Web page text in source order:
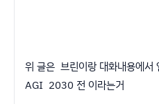
위 글은 브린이랑 대화내용에
AGI 2030 전 이라는거